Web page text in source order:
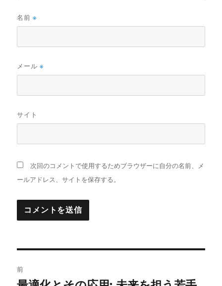
名前※
メール※
サイト
次回のコメントで使用するためブラウザーに自分の名前、メ
ールアドレス、サイトを保存する。
稿
前
前